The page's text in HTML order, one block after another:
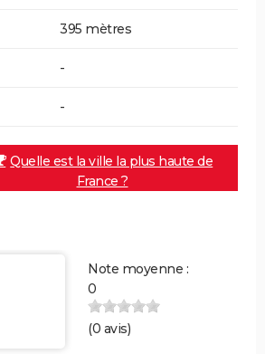
395 mètres
-
-
Quelle est la ville la plus haute de
France ?
Note moyenne :
0
(0 avis)